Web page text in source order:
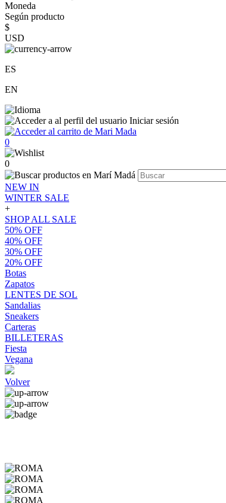
Moneda
Según producto
$
USD
ES
EN
Iniciar sesión
0
0
NEW IN
WINTER SALE
+
SHOP ALL SALE
50% OFF
40% OFF
30% OFF
20% OFF
Botas
Zapatos
LENTES DE SOL
Sandalias
Sneakers
Carteras
BILLETERAS
Fiesta
Vegana
Volver